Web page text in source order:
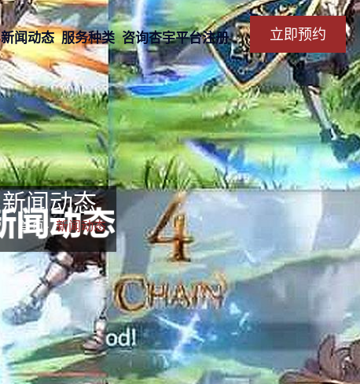
新闻动态 服务种类 咨询杏宇平台注册 立即预约
新闻动态
首页- 新闻动态